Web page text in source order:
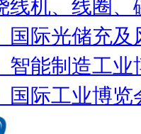
线机、线圈、
国际光储充及
智能制造工业
国际工业博览